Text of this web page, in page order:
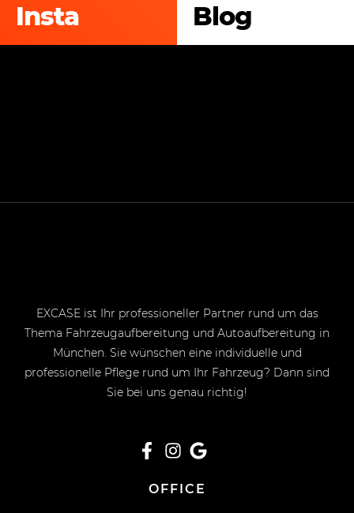
Insta Blog
EXCASE ist Ihr professioneller Partner rund um das
Thema Fahrzeugaufbereitung und Autoaufbereitung in
München. Sie wünschen eine individuelle und
professionelle Pflege rund um Ihr Fahrzeug? Dann sind
Sie bei uns genau richtig!
OFFICE